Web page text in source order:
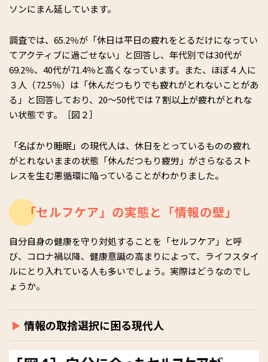
ソンにまん延しています。
調査では、65.2％が「休日は平日の疲れをとるだけになってい
てアクティブに過ごせない」と回答し、年代別では30代が
69.2％、40代が71.4％と高くなっています。また、ほぼ４人に
３人（72.5％）は「休んだつもりでも疲れがとれないことがあ
る」と回答しており、20～50代では７割以上が疲れがとれな
い状態です。［図２］
「名ばかり睡眠」の現代人は、休日をとっているものの疲れ
がとれないままの状態「休んだつもり疲労」がさらなるスト
レスを生む悪循環に陥っていることがわかりました。
「セルフケア」の実態と「情報の壁」
自分自身の健康を守り対処することを「セルフケア」と呼
び、コロナ禍以降、健康意識の高まりによって、ライフスタイ
ルにとり入れている人も多いでしょう。実際はどうなのでし
ょうか。
情報の取捨選択に困る現代人